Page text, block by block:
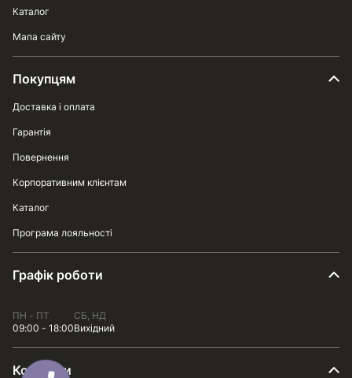
Каталог
Мапа сайту
Покупцям
Доставка і оплата
Гарантія
Повернення
Корпоративним клієнтам
Каталог
Програма лояльності
Графік роботи
ПН - ПТ
09:00 - 18:00
СБ, НД
Вихідний
Контакти